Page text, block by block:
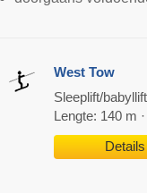
West Tow
Sleeplift/babyllift
Lengte: 140 m
Details